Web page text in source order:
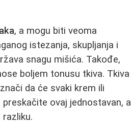
, a mogu biti veoma
istezanja, skupljanja i
snagu mišića. Takođe,
boljem tonusu tkiva. Tkiva
da će svaki krem ili
preskačite ovaj jednostavan, a